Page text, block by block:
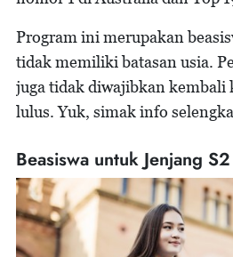
Program ini merupakan
tidak memiliki batasan usia.
juga tidak diwajibkan kembali
lulus. Yuk, simak info
Beasiswa untuk Jenjang